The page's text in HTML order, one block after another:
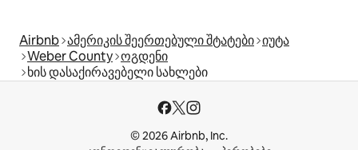
Airbnb ამერიკის შეერთებული შტატები იუტა
Weber County ოგდენი
ხის დასაქირავებელი სახლები
© 2026 Airbnb, Inc.